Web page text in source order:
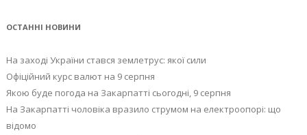
ОСТАННІ НОВИНИ
На заході України стався землетрус: якої сили
Офіційний курс валют на 9 серпня
Якою буде погода на Закарпатті сьогодні, 9 серпня
На Закарпатті чоловіка вразило струмом на електроопорі: що
відомо